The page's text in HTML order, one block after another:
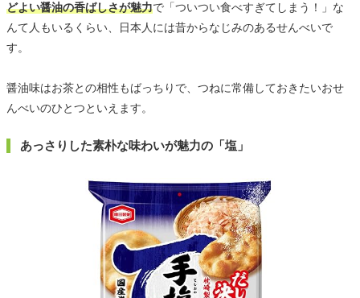
どよい醤油の香ばしさが魅力で「ついつい食べすぎてしまう！」な
んて人もいるくらい、日本人には昔からなじみのあるせんべいで
す。
醤油味はお茶との相性もばっちりで、つねに常備しておきたいおせ
んべいのひとつといえます。
あっさりした素朴な味わいが魅力の「塩」